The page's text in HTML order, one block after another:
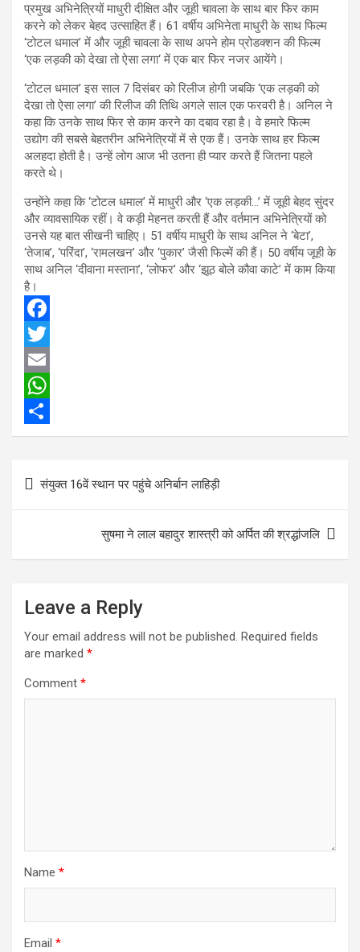
प्रमुख अभिनेत्रियों माधुरी दीक्षित और जूही चावला के साथ बार फिर काम
करने को लेकर बेहद उत्साहित हैं। 61 वर्षीय अभिनेता माधुरी के साथ फिल्म
‘टोटल धमाल’ में और जूही चावला के साथ अपने होम प्रोडक्शन की फिल्म
‘एक लड़की को देखा तो ऐसा लगा‘ में एक बार फिर नजर आयेंगे।
‘टोटल धमाल’ इस साल 7 दिसंबर को रिलीज होगी जबकि ‘एक लड़की को
देखा तो ऐसा लगा’ की रिलीज की तिथि अगले साल एक फरवरी है। अनिल ने
कहा कि उनके साथ फिर से काम करने का दबाव रहा है। वे हमारे फिल्म
उद्योग की सबसे बेहतरीन अभिनेत्रियों में से एक हैं। उनके साथ हर फिल्म
अलहदा होती है। उन्हें लोग आज भी उतना ही प्यार करते हैं जितना पहले
करते थे।
उन्होंने कहा कि ‘टोटल धमाल’ में माधुरी और ‘एक लड़की…’ में जूही बेहद सुंदर
और व्यावसायिक रहीं। वे कड़ी मेहनत करती हैं और वर्तमान अभिनेत्रियों को
उनसे यह बात सीखनी चाहिए। 51 वर्षीय माधुरी के साथ अनिल ने ‘बेटा’,
‘तेजाब’, ‘परिंदा’, ‘रामलखन’ और ‘पुकार’ जैसी फिल्में की हैं। 50 वर्षीय जूही के
साथ अनिल ‘दीवाना मस्ताना’, ‘लोफर’ और ‘झूठ बोले कौवा काटे’ में काम किया
है।
F
a
c
e
b
o
k
T
w
t
e
r
E
m
a
l
W
h
t
s
S
a
r
navigation
संयुक्त 16वें स्थान पर पहुंचे अनिर्बान लाहिड़ी
सुषमा ने लाल बहादुर शास्त्री को अर्पित की श्रद्धांजलि
Leave a Reply
Your email address will not be published. Required fields
are marked *
Comment *
Name *
Email *